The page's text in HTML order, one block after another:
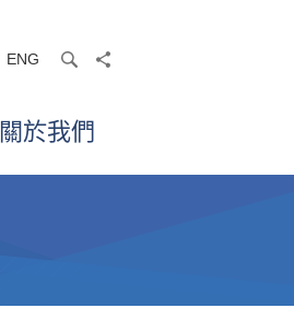
ENG searchshare
關於我們